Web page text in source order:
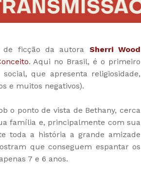
ficção da autora Sherri Wood
. Aqui no Brasil, é o primeiro
que apresenta religiosidade,
e muitos negativos).
o ponto de vista de Bethany, cerca
família e, principalmente com sua
toda a história a grande amizade
que conseguem espantar os
7 e 6 anos.